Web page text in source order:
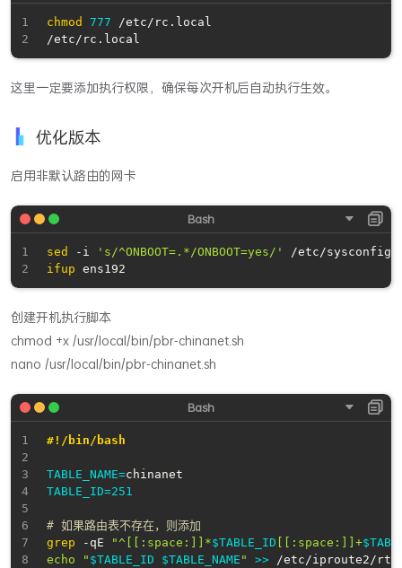
chmod 777 /etc/rc.local
这里一定要添加执行权限，确保每次开机后自动执行生效。
优化版本
启用非默认路由的网卡
sed -i
's/^ONBOOT=.*/ONBOOT=yes/'
ifup
创建开机执行脚本
chmod +x /usr/local/bin/pbr-chinanet.sh
nano /usr/local/bin/pbr-chinanet.sh
#!/bin/bash
TABLE_NAME=
TABLE_ID=251
# 如果路由表不存在，则添加
grep -qE "^[[:space:]]*$TABLE_ID [[:space:]]+
echo
" $TABLE_ID $TABLE_NAME " >> /etc/iproute2/